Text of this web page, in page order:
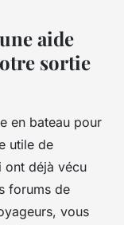
aide
sortie
en bateau pour
utile de
ont déjà vécu
forums de
vous